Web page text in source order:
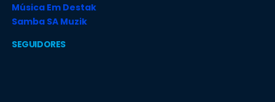
Música Em Destak
Samba SA Muzik
SEGUIDORES